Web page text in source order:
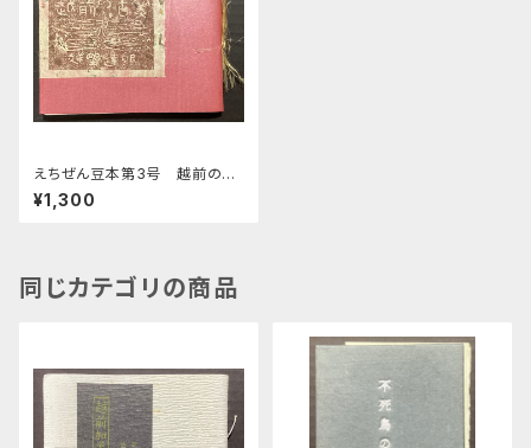
えちぜん豆本第3号 越前の古
窯
¥1,300
同じカテゴリの商品